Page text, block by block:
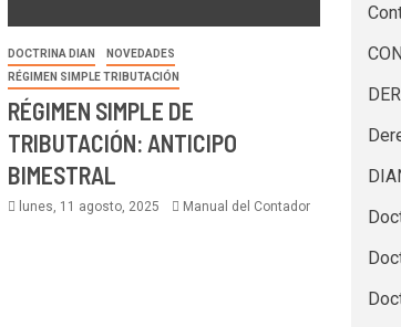
DOCTRINA DIAN
NOVEDADES
RÉGIMEN SIMPLE TRIBUTACIÓN
RÉGIMEN SIMPLE DE
TRIBUTACIÓN: ANTICIPO
BIMESTRAL
lunes, 11 agosto, 2025 Manual del Contador